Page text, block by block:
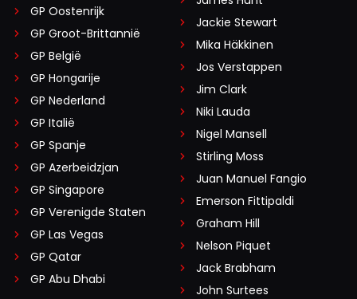
GP Oostenrijk
GP Groot-Brittannië
GP België
GP Hongarije
GP Nederland
GP Italië
GP Spanje
GP Azerbeidzjan
GP Singapore
GP Verenigde Staten
GP Las Vegas
GP Qatar
GP Abu Dhabi
Jackie Stewart
Mika Häkkinen
Jos Verstappen
Jim Clark
Niki Lauda
Nigel Mansell
Stirling Moss
Juan Manuel Fangio
Emerson Fittipaldi
Graham Hill
Nelson Piquet
Jack Brabham
John Surtees